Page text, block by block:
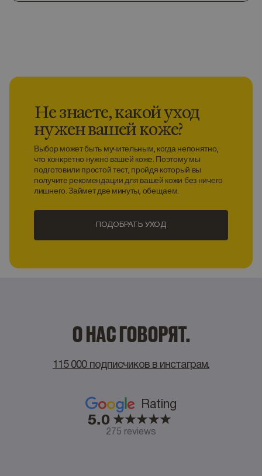
Не знаете, какой уход
нужен вашей коже?
Выбор может быть мучительным, когда непонятно,
что конкретно нужно вашей коже. Поэтому мы
подготовили простой тест, пройдя который вы
получите рекомендации для вашей кожи без ничего
лишнего. Займет две минуты, обещаем.
ПОДОБРАТЬ УХОД
О НАС ГОВОРЯТ.
115 000 подписчиков в инстаграм.
Rating
5.0
275 reviews